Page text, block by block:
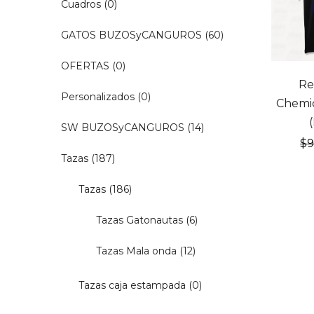
20%
$
Cuadros (0)
GATOS BUZOSyCANGUROS (60)
OFERTAS (0)
Personalizados (0)
SW BUZOSyCANGUROS (14)
Tazas (187)
Tazas (186)
Tazas Gatonautas (6)
Tazas Mala onda (12)
Tazas caja estampada (0)